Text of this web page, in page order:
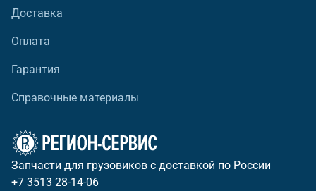
Доставка
Оплата
Гарантия
Справочные материалы
Запчасти для грузовиков с доставкой по России
+7 3513 28-14-06